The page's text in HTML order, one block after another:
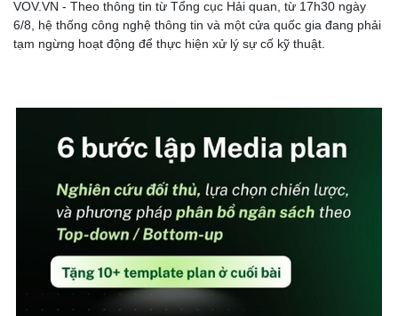
Thông tin doanh nghiệp
Doanh nhân
Sành điệu
Trải nghiệm
Chuyển đổi số
VOV.VN - Theo thông tin từ Tổng cục Hải quan, từ 17h30 ngày
6/8, hệ thống công nghệ thông tin và một cửa quốc gia đang phải
tạm ngừng hoạt động để thực hiện xử lý sự cố kỹ thuật.